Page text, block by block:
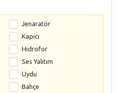
Jenaratör
Kapıcı
Hidrofor
Ses Yalıtım
Uydu
Bahçe